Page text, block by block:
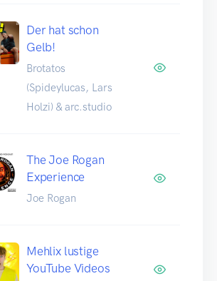
Der hat schon
Gelb!
Brotatos
(Spideylucas, Lars
Holzi) & arc.studio
The Joe Rogan
Experience
Joe Rogan
Mehlix lustige
YouTube Videos